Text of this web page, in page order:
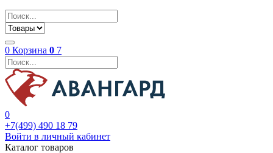
0 Корзина 0 7
0
+7(499) 490 18 79
Войти в личный кабинет
Каталог товаров